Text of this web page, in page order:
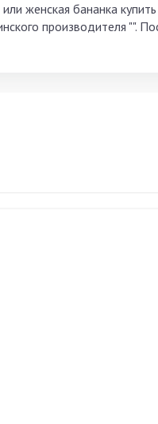
женская бананка
производителя "".